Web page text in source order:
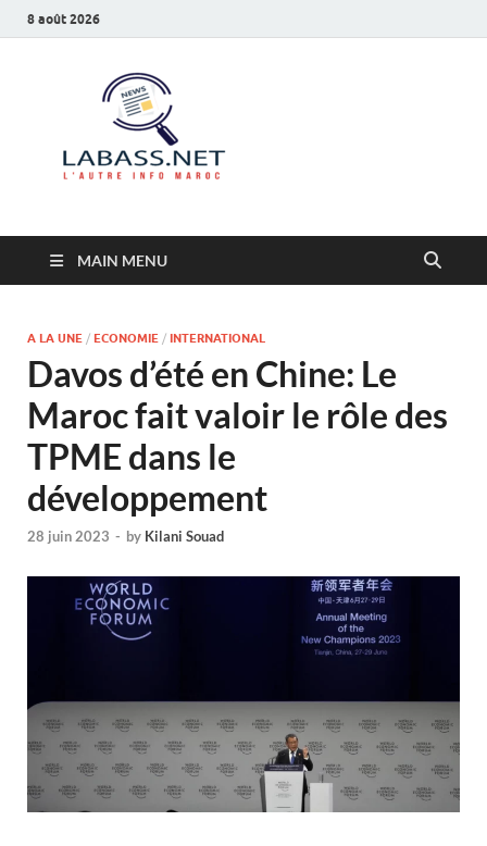
8 août 2026
MAIN MENU
A LA UNE / ECONOMIE / INTERNATIONAL
Davos d’été en Chine: Le
Maroc fait valoir le rôle des
TPME dans le
développement
28 juin 2023 - by Kilani Souad